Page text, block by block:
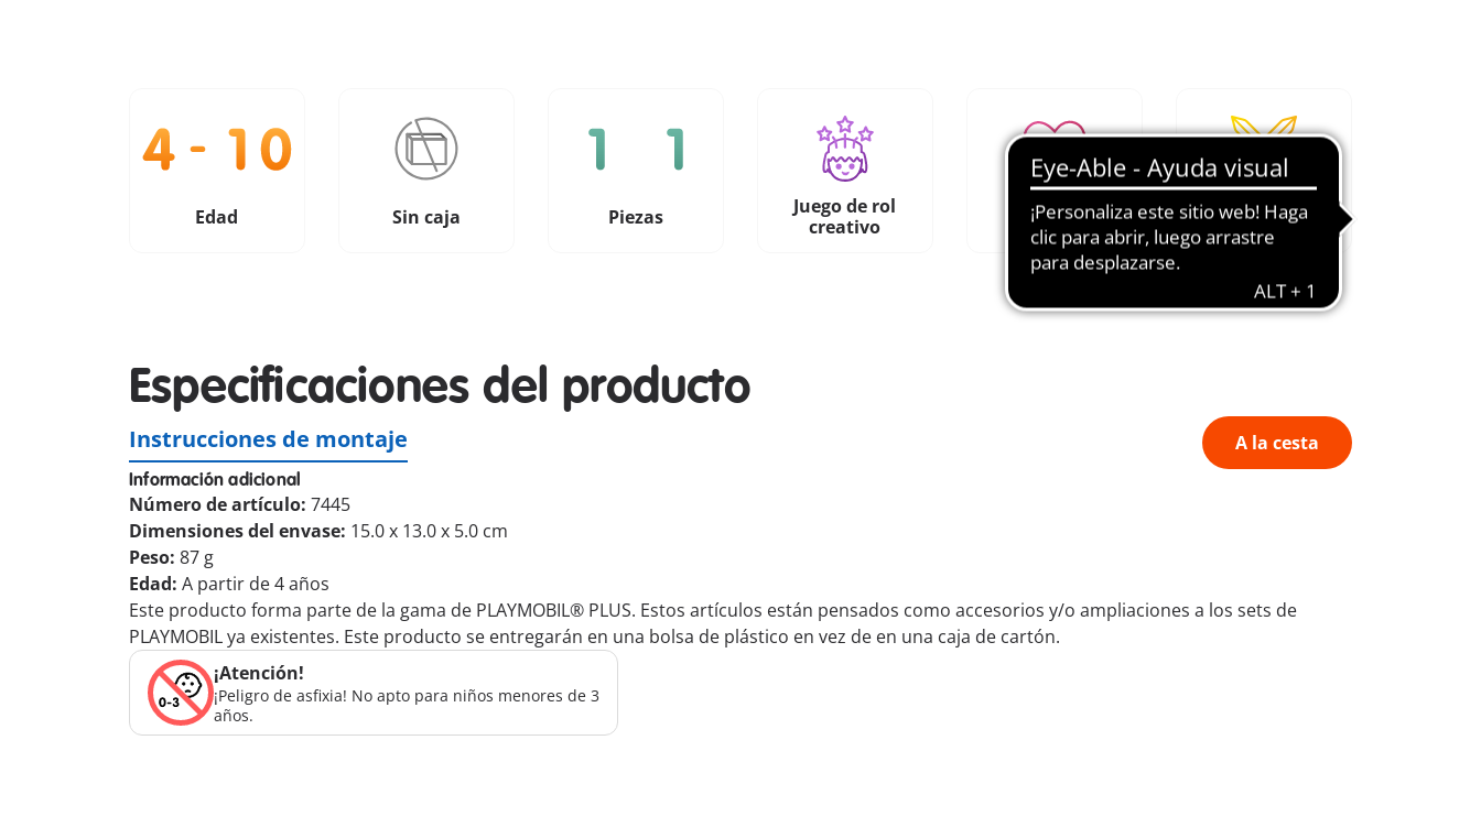
Edad Sin caja Piezas
Juego de rol
creativo
Desde 1974
Fomenta la
imaginación
Especificaciones del producto
A la cesta
Instrucciones de montaje
Información adicional
Número de artículo: 7445
Dimensiones del envase: 15.0 x 13.0 x 5.0 cm
Peso: 87 g
Edad: A partir de 4 años
Este producto forma parte de la gama de PLAYMOBIL® PLUS. Estos artículos están pensados como accesorios y/o ampliaciones a los sets de
PLAYMOBIL ya existentes. Este producto se entregarán en una bolsa de plástico en vez de en una caja de cartón.
¡Atención!
¡Peligro de asfixia! No apto para niños menores de 3
años.